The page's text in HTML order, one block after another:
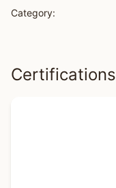
Category:
Certifications